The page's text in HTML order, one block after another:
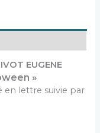
EUGENE
»
en lettre suivie par